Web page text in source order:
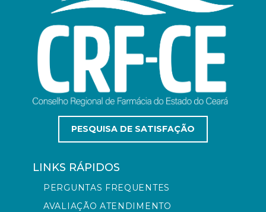
PESQUISA DE SATISFAÇÃO
LINKS RÁPIDOS
PERGUNTAS FREQUENTES
AVALIAÇÃO ATENDIMENTO